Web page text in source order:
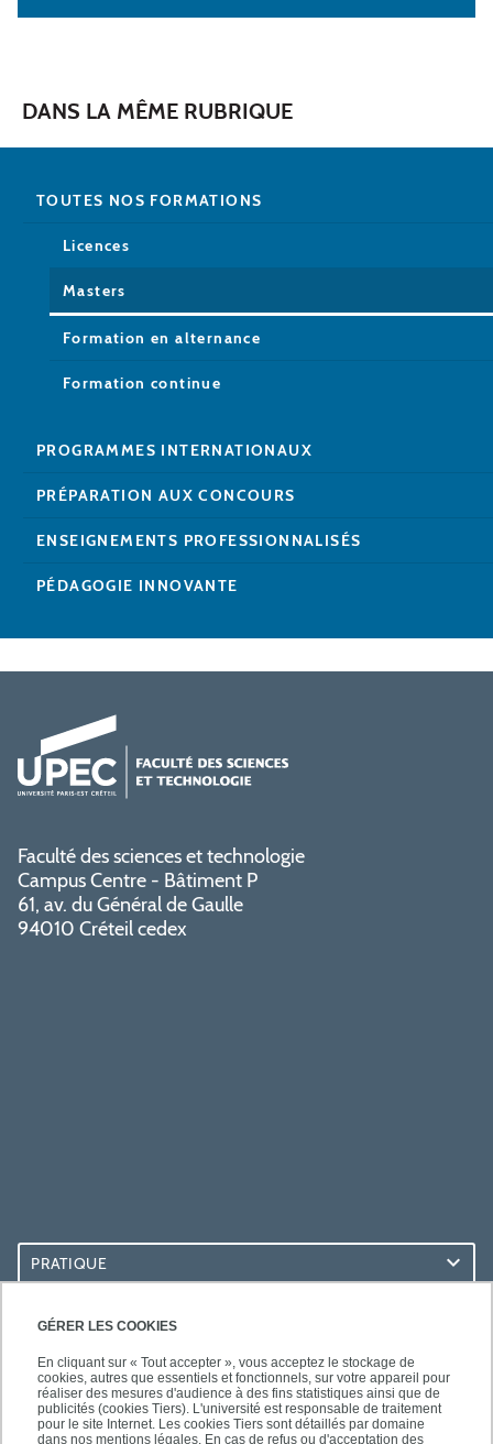
GÉRER LES COOKIES
En cliquant sur « Tout accepter », vous acceptez le stockage de
cookies, autres que essentiels et fonctionnels, sur votre appareil pour
réaliser des mesures d'audience à des fins statistiques ainsi que de
publicités (cookies Tiers). L'université est responsable de traitement
pour le site Internet. Les cookies Tiers sont détaillés par domaine
dans nos mentions légales. En cas de refus ou d'acceptation des
DANS LA MÊME RUBRIQUE
TOUTES NOS FORMATIONS
Licences
Masters
Formation en alternance
Formation continue
PROGRAMMES INTERNATIONAUX
PRÉPARATION AUX CONCOURS
ENSEIGNEMENTS PROFESSIONNALISÉS
PÉDAGOGIE INNOVANTE
Faculté des sciences et technologie
Campus Centre - Bâtiment P
61, av. du Général de Gaulle
94010 Créteil cedex
PRATIQUE
ACCÈS RAPIDES
SUIVEZ-NOUS